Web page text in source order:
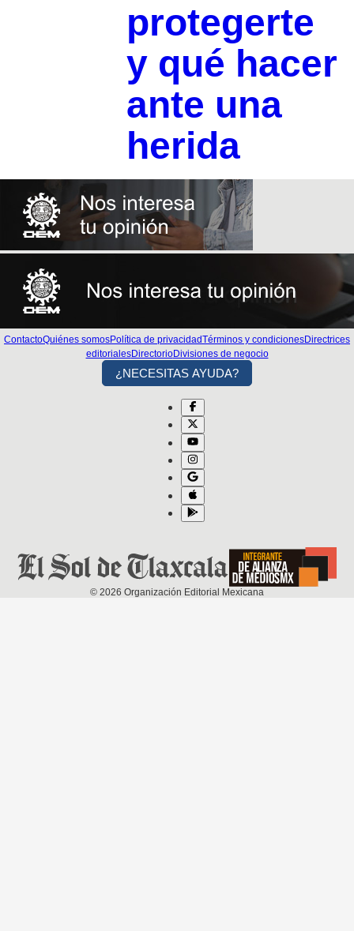
protegerte
y qué hacer
ante una
herida
ContactoQuiénes somosPolítica de privacidadTérminos y condicionesDirectrices
editorialesDirectorioDivisiones de negocio
¿NECESITAS AYUDA?
© 2026 Organización Editorial Mexicana